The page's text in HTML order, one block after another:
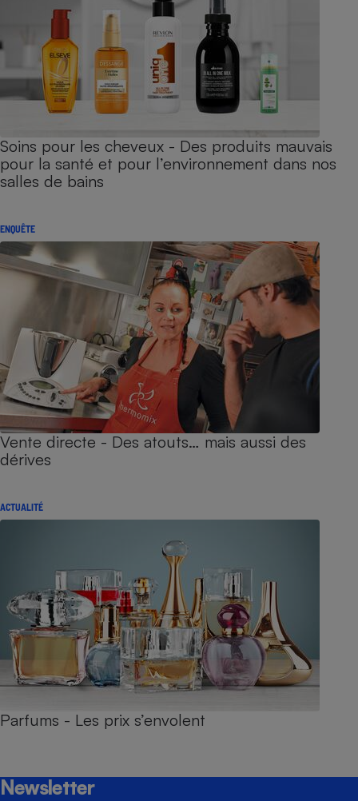
Soins pour les cheveux - Des produits mauvais
pour la santé et pour l’environnement dans nos
salles de bains
ENQUÊTE
Vente directe - Des atouts… mais aussi des
dérives
ACTUALITÉ
Parfums - Les prix s’envolent
Newsletter